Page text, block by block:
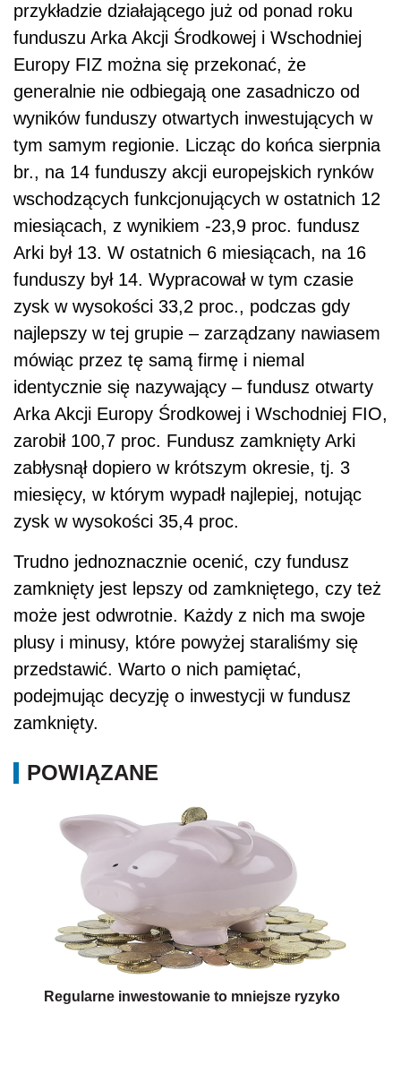
przykładzie działającego już od ponad roku
funduszu Arka Akcji Środkowej i Wschodniej
Europy FIZ można się przekonać, że
generalnie nie odbiegają one zasadniczo od
wyników funduszy otwartych inwestujących w
tym samym regionie. Licząc do końca sierpnia
br., na 14 funduszy akcji europejskich rynków
wschodzących funkcjonujących w ostatnich 12
miesiącach, z wynikiem -23,9 proc. fundusz
Arki był 13. W ostatnich 6 miesiącach, na 16
funduszy był 14. Wypracował w tym czasie
zysk w wysokości 33,2 proc., podczas gdy
najlepszy w tej grupie – zarządzany nawiasem
mówiąc przez tę samą firmę i niemal
identycznie się nazywający – fundusz otwarty
Arka Akcji Europy Środkowej i Wschodniej FIO,
zarobił 100,7 proc. Fundusz zamknięty Arki
zabłysnął dopiero w krótszym okresie, tj. 3
miesięcy, w którym wypadł najlepiej, notując
zysk w wysokości 35,4 proc.
Trudno jednoznacznie ocenić, czy fundusz
zamknięty jest lepszy od zamkniętego, czy też
może jest odwrotnie. Każdy z nich ma swoje
plusy i minusy, które powyżej staraliśmy się
przedstawić. Warto o nich pamiętać,
podejmując decyzję o inwestycji w fundusz
zamknięty.
POWIĄZANE
Regularne inwestowanie to mniejsze ryzyko